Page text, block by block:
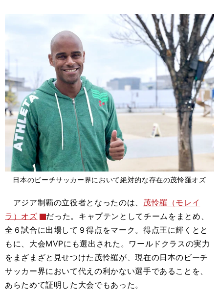
日本のビーチサッカー界において絶対的な存在の茂怜羅オズ
アジア制覇の立役者となったのは、 茂怜羅（モレイ
ラ）オズ
だった。キャプテンとしてチームをまとめ、
全６試合に出場して９得点をマーク。得点王に輝くとと
もに、大会MVPにも選出された。ワールドクラスの実力
をまざまざと見せつけた茂怜羅が、現在の日本のビーチ
サッカー界において代えの利かない選手であることを、
あらためて証明した大会でもあった。